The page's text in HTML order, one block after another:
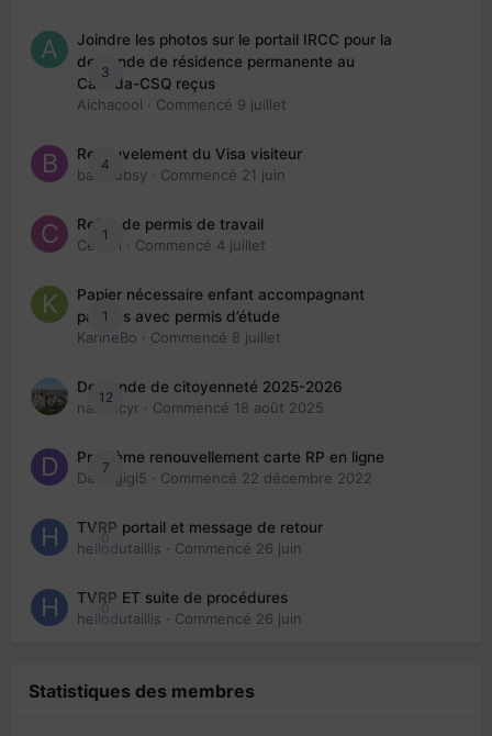
3
Joindre les photos sur le portail IRCC pour la
demande de résidence permanente au
Canada-CSQ reçus
Aichacool · Commencé 9 juillet
4
Renouvelement du Visa visiteur
babibubsy · Commencé 21 juin
1
Refus de permis de travail
Cedbri · Commencé 4 juillet
1
Papier nécessaire enfant accompagnant
parents avec permis d’étude
KarineBo · Commencé 8 juillet
12
Demande de citoyenneté 2025-2026
nanancyr · Commencé 18 août 2025
7
Problème renouvellement carte RP en ligne
Davidgigi5 · Commencé 22 décembre 2022
0
TVRP portail et message de retour
hellodutaillis · Commencé 26 juin
0
TVRP ET suite de procédures
hellodutaillis · Commencé 26 juin
Statistiques des membres